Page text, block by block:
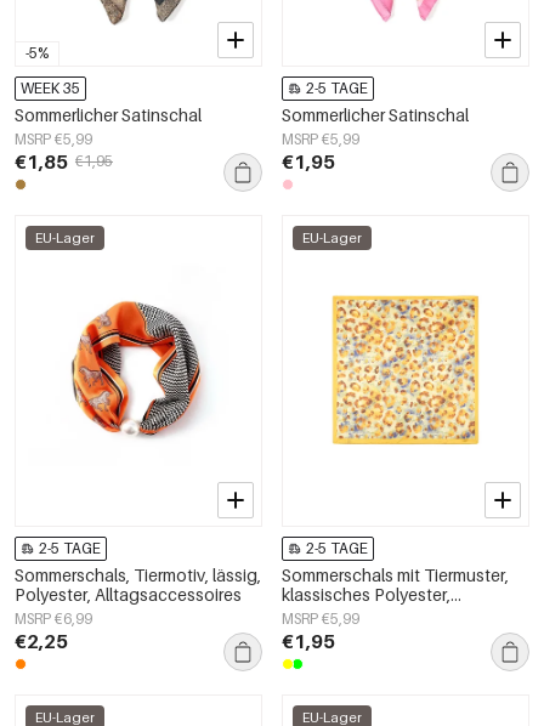
-5%
WEEK 35
Sommerlicher Satinschal
MSRP €5,99
€1,85 €1,95
2-5 TAGE
Sommerlicher Satinschal
MSRP €5,99
€1,95
EU-Lager
2-5 TAGE
Sommerschals, Tiermotiv, lässig,
Polyester, Alltagsaccessoires
MSRP €6,99
€2,25
EU-Lager
2-5 TAGE
Sommerschals mit Tiermuster,
klassisches Polyester,
Alltagsaccessoires
MSRP €5,99
€1,95
EU-Lager EU-Lager